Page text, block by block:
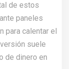
de estos
paneles
para calentar el
suele
de dinero en